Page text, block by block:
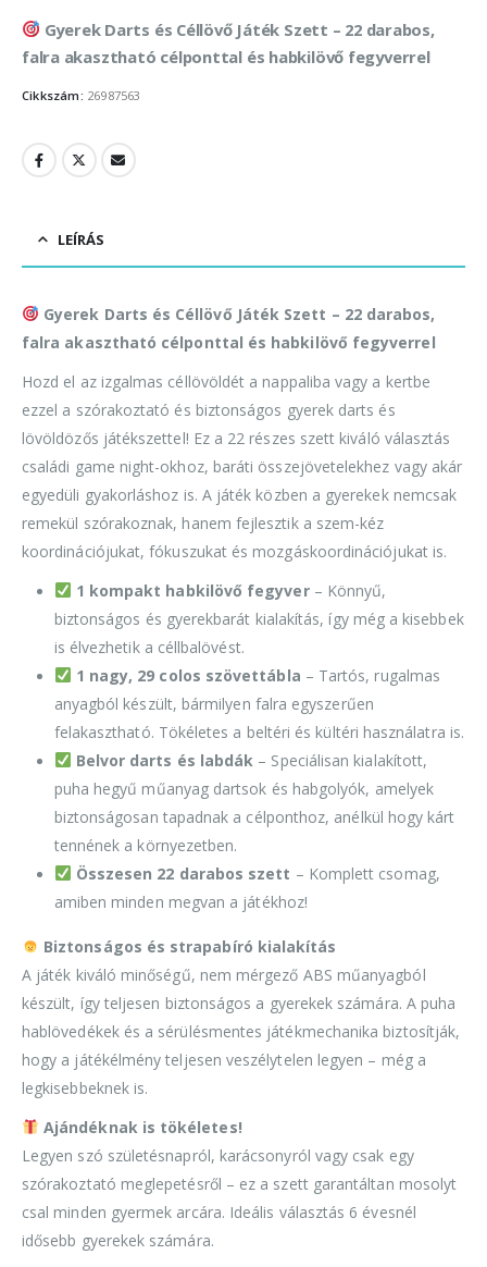
Gyerek Darts és Céllövő Játék Szett – 22 darabos,
falra akasztható célponttal és habkilövő fegyverrel
Cikkszám: 26987563
LEÍRÁS
Gyerek Darts és Céllövő Játék Szett – 22 darabos,
falra akasztható célponttal és habkilövő fegyverrel
Hozd el az izgalmas céllövöldét a nappaliba vagy a kertbe
ezzel a szórakoztató és biztonságos gyerek darts és
lövöldözős játékszettel! Ez a 22 részes szett kiváló választás
családi game night-okhoz, baráti összejövetelekhez vagy akár
egyedüli gyakorláshoz is. A játék közben a gyerekek nemcsak
remekül szórakoznak, hanem fejlesztik a szem-kéz
koordinációjukat, fókuszukat és mozgáskoordinációjukat is.
1 kompakt habkilövő fegyver– Könnyű,
biztonságos és gyerekbarát kialakítás, így még a kisebbek
is élvezhetik a céllbalövést.
1 nagy, 29 colos szövettábla – Tartós, rugalmas
anyagból készült, bármilyen falra egyszerűen
felakasztható. Tökéletes a beltéri és kültéri használatra is.
Belvor darts és labdák – Speciálisan kialakított,
puha hegyű műanyag dartsok és habgolyók, amelyek
biztonságosan tapadnak a célponthoz, anélkül hogy kárt
tennének a környezetben.
Összesen 22 darabos szett – Komplett csomag,
amiben minden megvan a játékhoz!
Biztonságos és strapabíró kialakítás
A játék kiváló minőségű, nem mérgező ABS műanyagból
készült, így teljesen biztonságos a gyerekek számára. A puha
hablövedékek és a sérülésmentes játékmechanika biztosítják,
hogy a játékélmény teljesen veszélytelen legyen – még a
legkisebbeknek is.
Ajándéknak is tökéletes!
Legyen szó születésnapról, karácsonyról vagy csak egy
szórakoztató meglepetésről – ez a szett garantáltan mosolyt
csal minden gyermek arcára. Ideális választás 6 évesnél
idősebb gyerekek számára.